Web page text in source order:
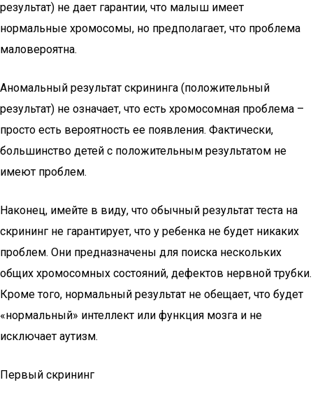
результат) не дает гарантии, что малыш имеет
нормальные хромосомы, но предполагает, что проблема
маловероятна.
Аномальный результат скрининга (положительный
результат) не означает, что есть хромосомная проблема –
просто есть вероятность ее появления. Фактически,
большинство детей с положительным результатом не
имеют проблем.
Наконец, имейте в виду, что обычный результат теста на
скрининг не гарантирует, что у ребенка не будет никаких
проблем. Они предназначены для поиска нескольких
общих хромосомных состояний, дефектов нервной трубки.
Кроме того, нормальный результат не обещает, что будет
«нормальный» интеллект или функция мозга и не
исключает аутизм.
Первый скрининг